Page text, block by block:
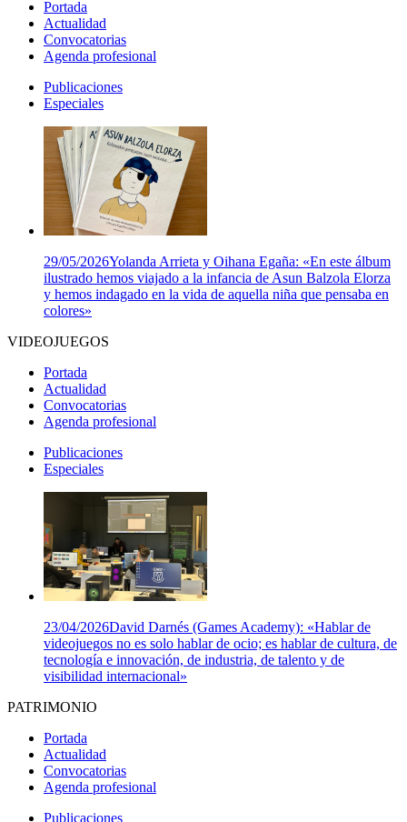
Portada
Actualidad
Convocatorias
Agenda profesional
Publicaciones
Especiales
29/05/2026Yolanda Arrieta y Oihana Egaña: «En este álbum
ilustrado hemos viajado a la infancia de Asun Balzola Elorza
y hemos indagado en la vida de aquella niña que pensaba en
colores»
VIDEOJUEGOS
Portada
Actualidad
Convocatorias
Agenda profesional
Publicaciones
Especiales
23/04/2026David Darnés (Games Academy): «Hablar de
videojuegos no es solo hablar de ocio; es hablar de cultura, de
tecnología e innovación, de industria, de talento y de
visibilidad internacional»
PATRIMONIO
Portada
Actualidad
Convocatorias
Agenda profesional
Publicaciones